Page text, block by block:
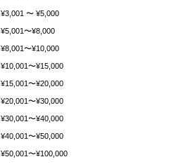
¥3,001 〜 ¥5,000
¥5,001〜¥8,000
¥8,001〜¥10,000
¥10,001〜¥15,000
¥15,001〜¥20,000
¥20,001〜¥30,000
¥30,001〜¥40,000
¥40,001〜¥50,000
¥50,001〜¥100,000